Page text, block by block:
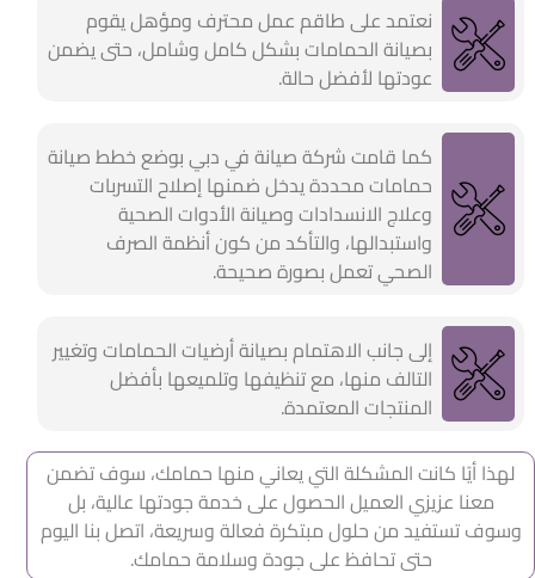
نعتمد على طاقم عمل محترف ومؤهل يقوم
بصيانة الحمامات بشكل كامل وشامل، حتى يضمن
عودتها لأفضل حالة.
كما قامت شركة صيانة في دبي بوضع خطط صيانة
حمامات محددة يدخل ضمنها إصلاح التسربات
وعلاج الانسدادات وصيانة الأدوات الصحية
واستبدالها، والتأكد من كون أنظمة الصرف
الصحي تعمل بصورة صحيحة.
إلى جانب الاهتمام بصيانة أرضيات الحمامات وتغيير
التالف منها، مع تنظيفها وتلميعها بأفضل
المنتجات المعتمدة.
لهذا أيًا كانت المشكلة التي يعاني منها حمامك، سوف تضمن
معنا عزيزي العميل الحصول على خدمة جودتها عالية، بل
وسوف تستفيد من حلول مبتكرة فعالة وسريعة، اتصل بنا اليوم
حتى تحافظ على جودة وسلامة حمامك.